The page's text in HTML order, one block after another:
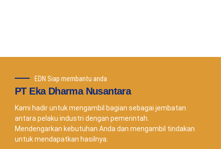
EDN Siap membantu anda
PT Eka Dharma Nusantara
Kami hadir untuk mengambil bagian sebagai jembatan
antara pelaku industri dengan pemerintah.
Mendengarkan kebutuhan Anda dan mengambil tindakan
untuk mendapatkan hasilnya.